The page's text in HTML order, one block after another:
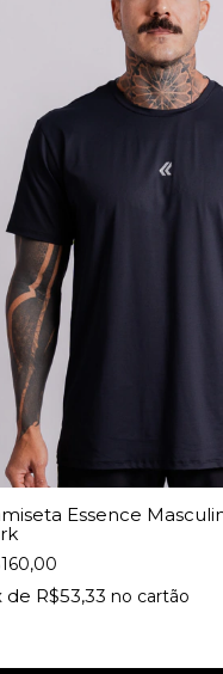
Essence
de R$53,33